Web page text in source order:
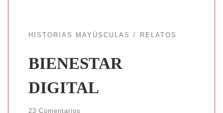
HISTORIAS MAYÚSCULAS RELATOS
BIENESTAR
DIGITAL
23 Comentarios